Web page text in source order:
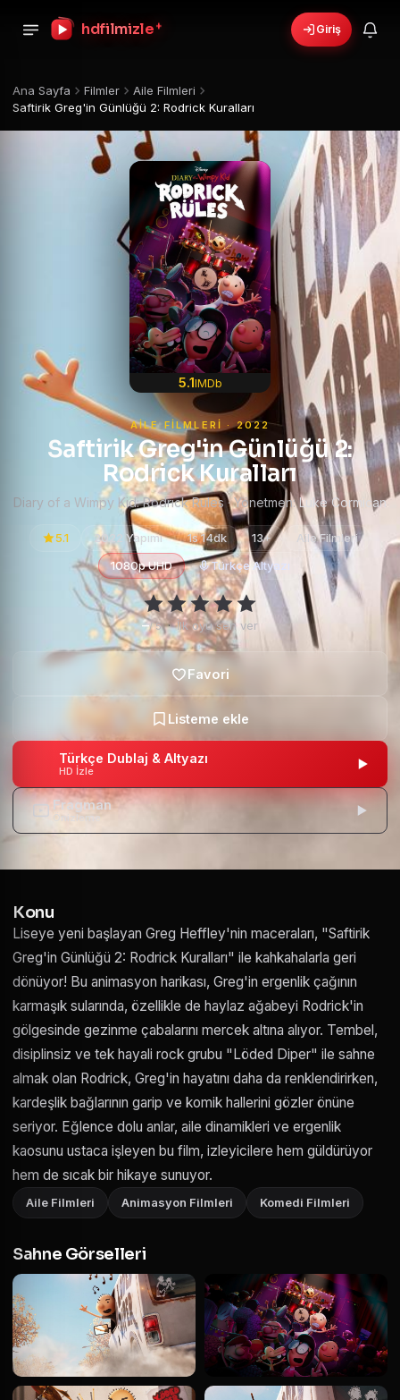
hdfilmizle + Giriş
Ana Sayfa Filmler
Aile Filmleri
Saftirik Greg'in Günlüğü 2: Rodrick Kuralları
5.1IMDb
AILE FILMLERI · 2022
Saftirik Greg'in Günlüğü 2:
Rodrick Kuralları
Diary of a Wimpy Kid: Rodrick Rules · Yönetmen:Luke Cormican
5.1 2022 Yapımı 1s 14dk 13+
Aile Filmleri
1080p UHD
Türkçe Altyazı
–/ 5 · İlk oyu sen ver
Türkçe Dublaj & Altyazı
HD İzle
Fragman
Önizleme
Konu
Liseye yeni başlayan Greg Heffley'nin maceraları, "Saftirik
Greg'in Günlüğü 2: Rodrick Kuralları" ile kahkahalarla geri
dönüyor! Bu animasyon harikası, Greg'in ergenlik çağının
karmaşık sularında, özellikle de haylaz ağabeyi Rodrick'in
gölgesinde gezinme çabalarını mercek altına alıyor. Tembel,
disiplinsiz ve tek hayali rock grubu "Löded Diper" ile sahne
almak olan Rodrick, Greg'in hayatını daha da renklendirirken,
kardeşlik bağlarının garip ve komik hallerini gözler önüne
seriyor. Eğlence dolu anlar, aile dinamikleri ve ergenlik
kaosunu ustaca işleyen bu film, izleyicilere hem güldürüyor
hem de sıcak bir hikaye sunuyor.
Aile Filmleri Animasyon Filmleri Komedi Filmleri
Sahne Görselleri